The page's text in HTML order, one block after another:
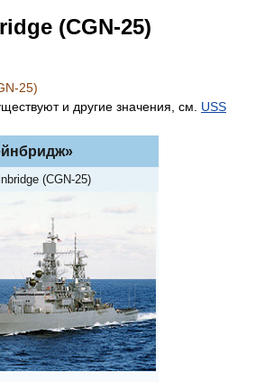
(CGN-25)
25)
и другие значения, см. USS
(CGN-25)